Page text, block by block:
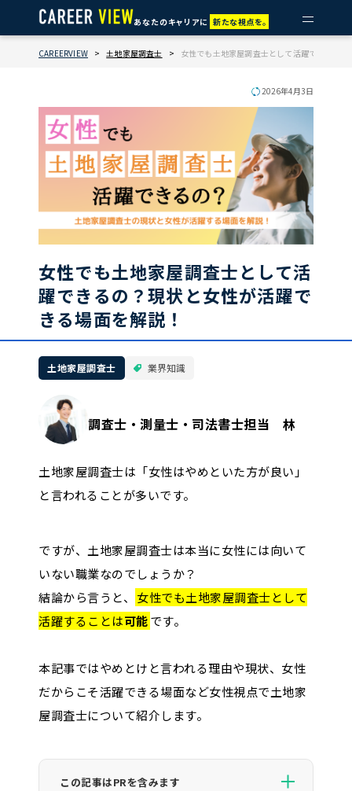
あなたのキャリアに 新たな視点を。
CAREERVIEW > 土地家屋調査士 > 女性でも土地家屋調査士として活躍できるの
2026年4月3日
女性でも土地家屋調査士として活
躍できるの？現状と女性が活躍で
きる場面を解説！
土地家屋調査士 業界知識
調査士・測量士・司法書士担当 林
土地家屋調査士は「女性はやめといた方が良い」
と言われることが多いです。
ですが、土地家屋調査士は本当に女性には向いて
いない職業なのでしょうか？
結論から言うと、
女性でも土地家屋調査士として
活躍することは可能です。
本記事ではやめとけと言われる理由や現状、女性
だからこそ活躍できる場面など女性視点で土地家
屋調査士について紹介します。
この記事はPRを含みます